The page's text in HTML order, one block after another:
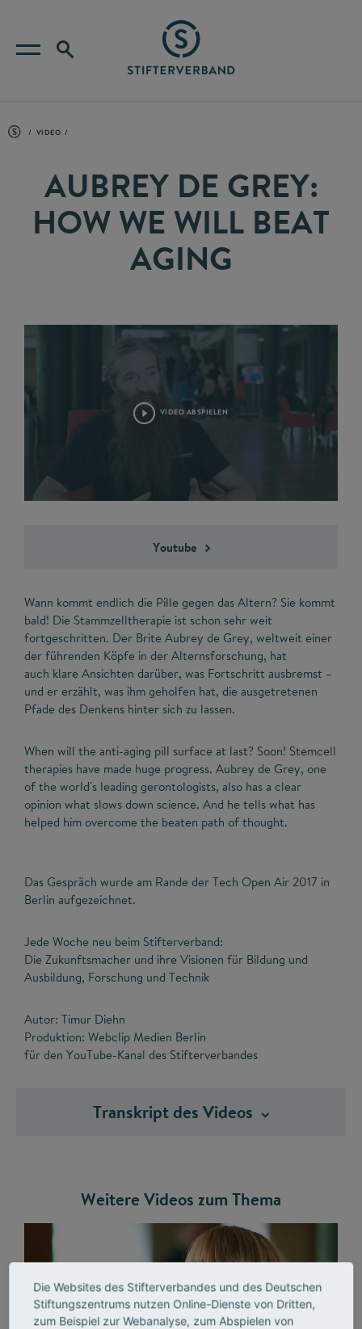
VIDEO
AUBREY DE GREY:
HOW WE WILL BEAT
AGING
VIDEO ABSPIELEN
Youtube
Wann kommt endlich die Pille gegen das Altern? Sie kommt
bald! Die Stammzelltherapie ist schon sehr weit
fortgeschritten. Der Brite Aubrey de Grey, weltweit einer
der führenden Köpfe in der Alternsforschung, hat
auch klare Ansichten darüber, was Fortschritt ausbremst –
und er erzählt, was ihm geholfen hat, die ausgetretenen
Pfade des Denkens hinter sich zu lassen.
When will the anti-aging pill surface at last? Soon! Stemcell
therapies have made huge progress. Aubrey de Grey, one
of the world's leading gerontologists, also has a clear
opinion what slows down science. And he tells what has
helped him overcome the beaten path of thought.
Das Gespräch wurde am Rande der Tech Open Air 2017 in
Berlin aufgezeichnet.
Jede Woche neu beim Stifterverband:
Die Zukunftsmacher und ihre Visionen für Bildung und
Ausbildung, Forschung und Technik
Autor: Timur Diehn
Produktion: Webclip Medien Berlin
für den YouTube-Kanal des Stifterverbandes
Transkript des Videos
Weitere Videos zum Thema
Die Websites des Stifterverbandes und des Deutschen
Stiftungszentrums nutzen Online-Dienste von Dritten,
zum Beispiel zur Webanalyse, zum Abspielen von